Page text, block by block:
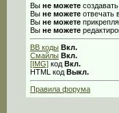
Вы не можете
Вы не можете отвечать
Вы не можете
Вы не можете
BB коды Вкл.
Смайлы Вкл.
[IMG] код Вкл.
HTML код Выкл.
Правила форума